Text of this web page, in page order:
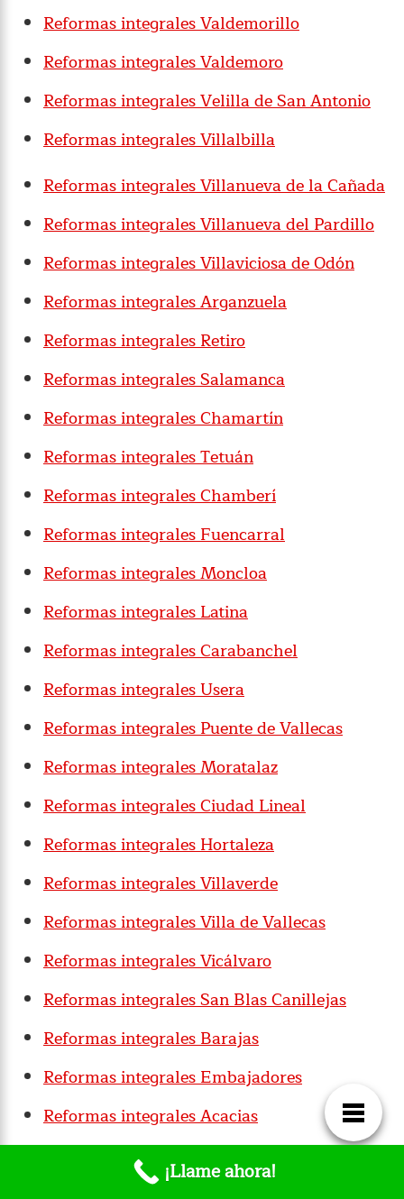
Reformas integrales Valdemorillo
Reformas integrales Valdemoro
Reformas integrales Velilla de San Antonio
Reformas integrales Villalbilla
Reformas integrales Villanueva de la Cañada
Reformas integrales Villanueva del Pardillo
Reformas integrales Villaviciosa de Odón
Reformas integrales Arganzuela
Reformas integrales Retiro
Reformas integrales Salamanca
Reformas integrales Chamartín
Reformas integrales Tetuán
Reformas integrales Chamberí
Reformas integrales Fuencarral
Reformas integrales Moncloa
Reformas integrales Latina
Reformas integrales Carabanchel
Reformas integrales Usera
Reformas integrales Puente de Vallecas
Reformas integrales Moratalaz
Reformas integrales Ciudad Lineal
Reformas integrales Hortaleza
Reformas integrales Villaverde
Reformas integrales Villa de Vallecas
Reformas integrales Vicálvaro
Reformas integrales San Blas Canillejas
Reformas integrales Barajas
Reformas integrales Embajadores
Reformas integrales Acacias
Reformas integrales Chopera
¡Llame ahora!